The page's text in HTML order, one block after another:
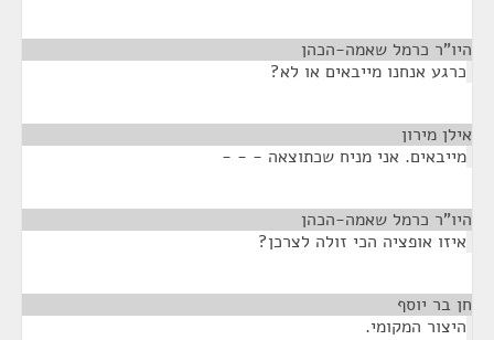
היו"ר כרמל שאמה-הכהן
כרגע אנחנו מייבאים או לא?
אילן מירון
מייבאים. אני מניח שכתוצאה - - -
היו"ר כרמל שאמה-הכהן
איזו אופציה הכי זולה לצרכן?
חן בר יוסף
היצור המקומי.